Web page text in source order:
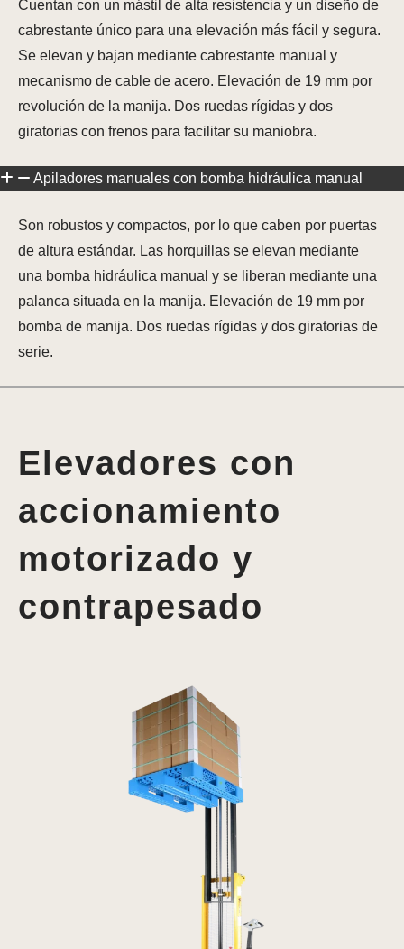
Cuentan con un mástil de alta resistencia y un diseño de
cabrestante único para una elevación más fácil y segura.
Se elevan y bajan mediante cabrestante manual y
mecanismo de cable de acero. Elevación de 19 mm por
revolución de la manija. Dos ruedas rígidas y dos
giratorias con frenos para facilitar su maniobra.
Apiladores manuales con bomba hidráulica manual
Son robustos y compactos, por lo que caben por puertas
de altura estándar. Las horquillas se elevan mediante
una bomba hidráulica manual y se liberan mediante una
palanca situada en la manija. Elevación de 19 mm por
bomba de manija. Dos ruedas rígidas y dos giratorias de
serie.
Elevadores con
accionamiento
motorizado y
contrapesado